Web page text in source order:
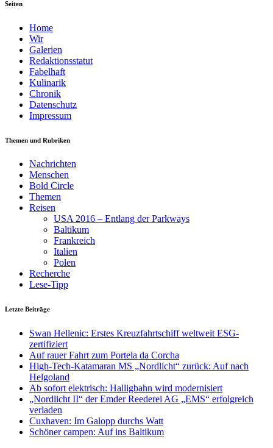
Seiten
Home
Wir
Galerien
Redaktionsstatut
Fabelhaft
Kulinarik
Chronik
Datenschutz
Impressum
Themen und Rubriken
Nachrichten
Menschen
Bold Circle
Themen
Reisen
USA 2016 – Entlang der Parkways
Baltikum
Frankreich
Italien
Polen
Recherche
Lese-Tipp
Letzte Beiträge
Swan Hellenic: Erstes Kreuzfahrtschiff weltweit ESG-
zertifiziert
Auf rauer Fahrt zum Portela da Corcha
High-Tech-Katamaran MS „Nordlicht“ zurück: Auf nach
Helgoland
Ab sofort elektrisch: Halligbahn wird modernisiert
„Nordlicht II“ der Emder Reederei AG „EMS“ erfolgreich
verladen
Cuxhaven: Im Galopp durchs Watt
Schöner campen: Auf ins Baltikum